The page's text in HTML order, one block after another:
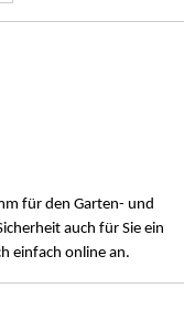
für den Garten- und
auch für Sie ein
einfach online an.